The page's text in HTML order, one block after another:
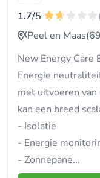
1.7/5
Peel en Maas
New Energy Care
Energie
met uitvoeren
kan een breed
- Isolatie
- Energie
- Zonnepane...